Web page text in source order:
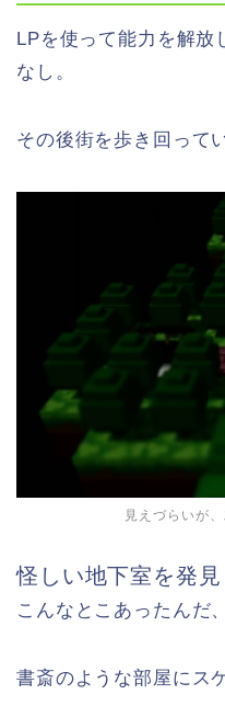
LPを使って能力を解放
なし。
その後街を歩き回って
見えづらいが
怪しい地下室を発見
こんなとこあったんだ
書斎のような部屋にス